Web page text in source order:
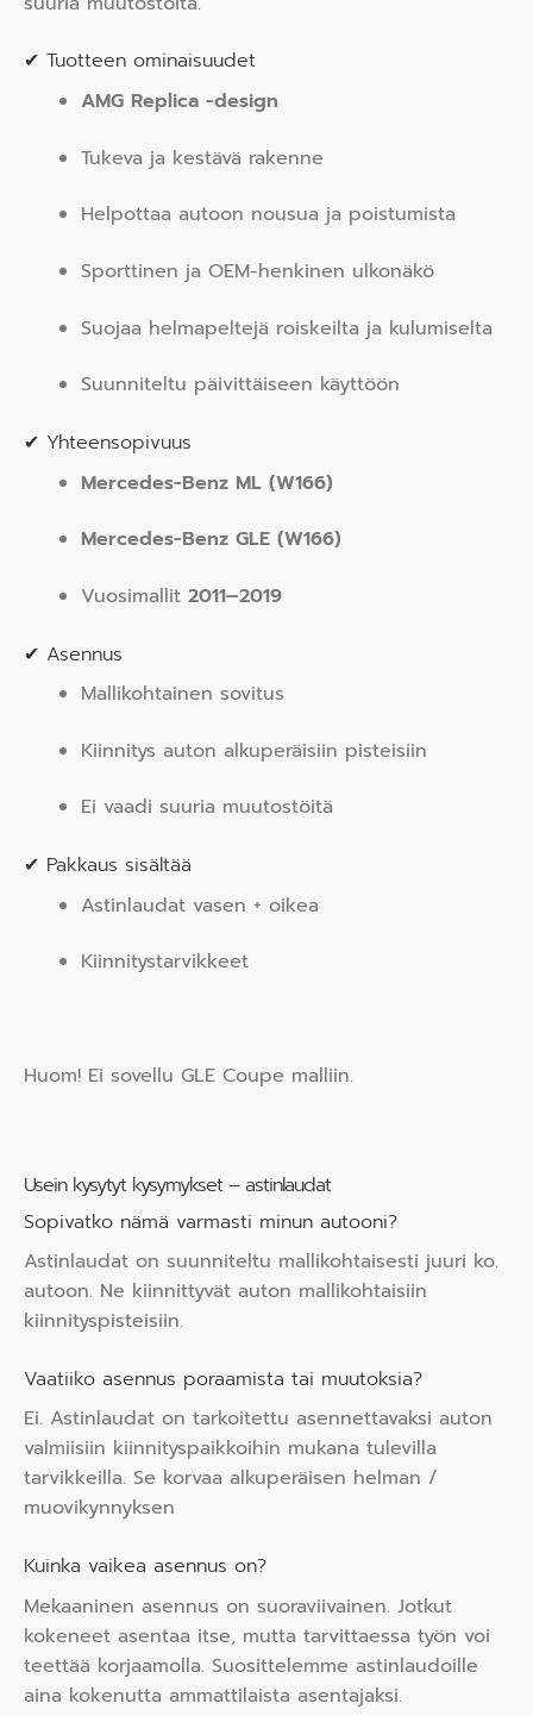
✔ Tuotteen ominaisuudet
AMG Replica -design
Tukeva ja kestävä rakenne
Helpottaa autoon nousua ja poistumista
Sporttinen ja OEM-henkinen ulkonäkö
Suojaa helmapeltejä roiskeilta ja kulumiselta
Suunniteltu päivittäiseen käyttöön
✔ Yhteensopivuus
Mercedes-Benz ML (W166)
Mercedes-Benz GLE (W166)
Vuosimallit 2011–2019
✔ Asennus
Mallikohtainen sovitus
Kiinnitys auton alkuperäisiin pisteisiin
Ei vaadi suuria muutostöitä
✔ Pakkaus sisältää
Astinlaudat vasen + oikea
Kiinnitystarvikkeet
Huom! Ei sovellu GLE Coupe malliin.
Usein kysytyt kysymykset – astinlaudat
Sopivatko nämä varmasti minun autooni?
Astinlaudat on suunniteltu mallikohtaisesti juuri ko.
autoon. Ne kiinnittyvät auton mallikohtaisiin
kiinnityspisteisiin.
Vaatiiko asennus poraamista tai muutoksia?
Ei. Astinlaudat on tarkoitettu asennettavaksi auton
valmiisiin kiinnityspaikkoihin mukana tulevilla
tarvikkeilla. Se korvaa alkuperäisen helman /
muovikynnyksen
Kuinka vaikea asennus on?
Mekaaninen asennus on suoraviivainen. Jotkut
kokeneet asentaa itse, mutta tarvittaessa työn voi
teettää korjaamolla. Suosittelemme astinlaudoille
aina kokenutta ammattilaista asentajaksi.